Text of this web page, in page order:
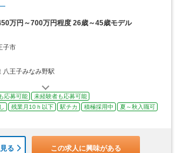
万円～700万円程度 26歳～45歳モデル
子市
八王子みなみ野駅
応募可能
未経験者も応募可能
残業月10ｈ以下 駅チカ 積極採用中
夏～秋入職可
る この求人に興味がある